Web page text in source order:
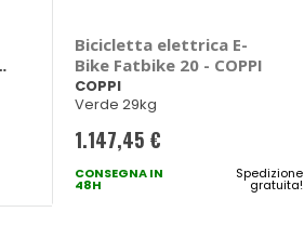
Bicicletta elettrica E-
Bike Fatbike 20 - COPPI
COPPI
Verde 29kg
1.147,45 €
CONSEGNA IN
48H
Spedizione
gratuita!